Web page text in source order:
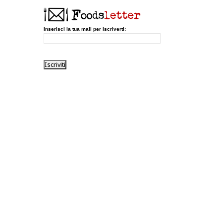
Inserisci la tua mail per iscriverti: